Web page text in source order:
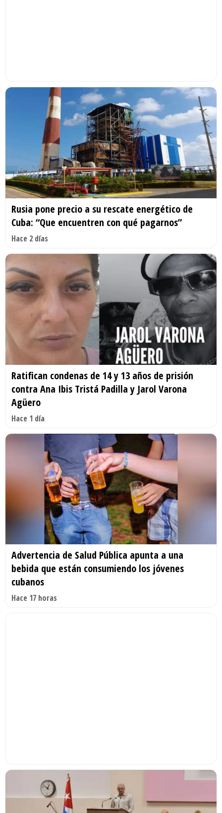
Rusia pone precio a su rescate energético de
Cuba: “Que encuentren con qué pagarnos”
Hace 2 días
Ratifican condenas de 14 y 13 años de prisión
contra Ana Ibis Tristá Padilla y Jarol Varona
Agüero
Hace 1 día
Advertencia de Salud Pública apunta a una
bebida que están consumiendo los jóvenes
cubanos
Hace 17 horas